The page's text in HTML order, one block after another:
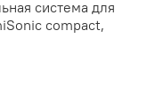
система для
compact,
трубка длиной